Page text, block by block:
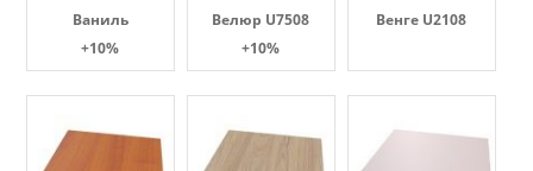
Ваниль
+10%
Велюр U7508
+10%
Венге U2108